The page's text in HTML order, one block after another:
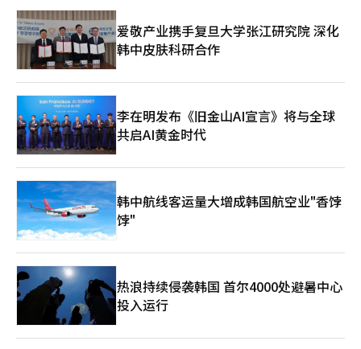
也超过了2025年8月创下的最高纪录。总销量为80502辆，比去年
同期（7907辆）增长约2%。5月的累计销量也达到了360220辆，
创下新高，同比增加2%。混合动力车型的销量增长了179%。所
有车型中，运动版增长171%，索伦托增长101%，嘉华增长
32%，均创下5月的历史最高销量。嘉华的月销量也达到了历史最
高纪录。起亚美国公司销售副总裁埃里克·沃森表示：“尽管消费
者偏好持续变化，起亚凭借涵盖内燃机、混合动力和电动化车型的
广泛产品线，持续刷新零售销量和月度、累计销量纪录。”他强
调：“尽管近期经济面临挑战，增长势头将在上半年后继续。”此
外，现代汽车和起亚在美国市场上通过以HEV为中心的环保车战
略，持续保持销售增长。近期，由于油价高企，消费者对燃油效率
编辑。
爱敬产业携手复旦大学张江研究院 深化
韩中皮肤科研合作
李在明发布《旧金山AI宣言》将与全球
共启AI黄金时代
韩中航线客运量大增成韩国航空业"香饽
饽"
热浪持续侵袭韩国 首尔4000处避暑中心
投入运行